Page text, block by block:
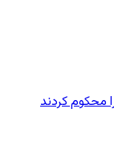
محکوم کردند